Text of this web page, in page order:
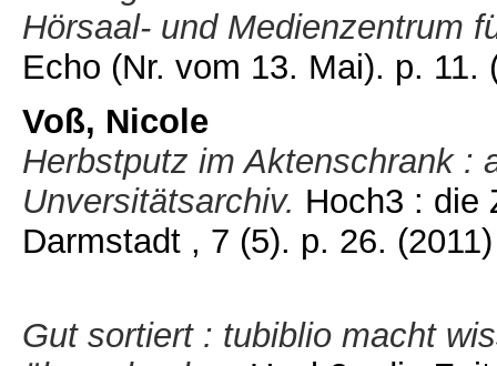
Hörsaal- und Medienzentrum
Echo (Nr. vom 13. Mai). p. 11.
Voß, Nicole
Herbstputz im Aktenschrank :
Unversitätsarchiv. Hoch3 : die
Darmstadt , 7 (5). p. 26. (2011)
Gut sortiert : tubiblio macht